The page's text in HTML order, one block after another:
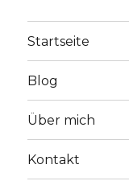
Startseite
Blog
Über mich
Kontakt